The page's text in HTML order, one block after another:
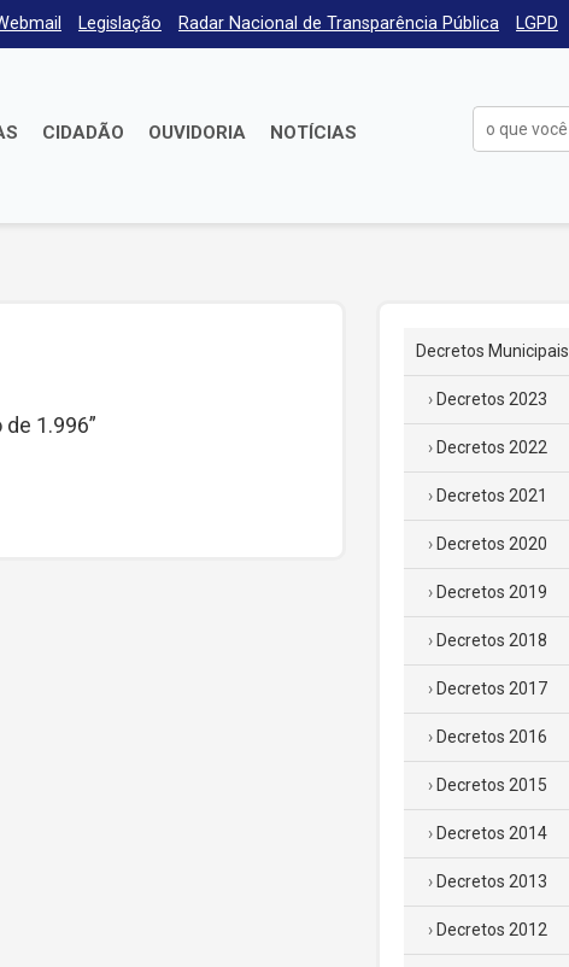
Legislação Radar Nacional de Transparência Pública LGPD
CIDADÃO OUVIDORIA NOTÍCIAS
1.996”
Decretos Municipais
Decretos 2023
Decretos 2022
Decretos 2021
Decretos 2020
Decretos 2019
Decretos 2018
Decretos 2017
Decretos 2016
Decretos 2015
Decretos 2014
Decretos 2013
Decretos 2012